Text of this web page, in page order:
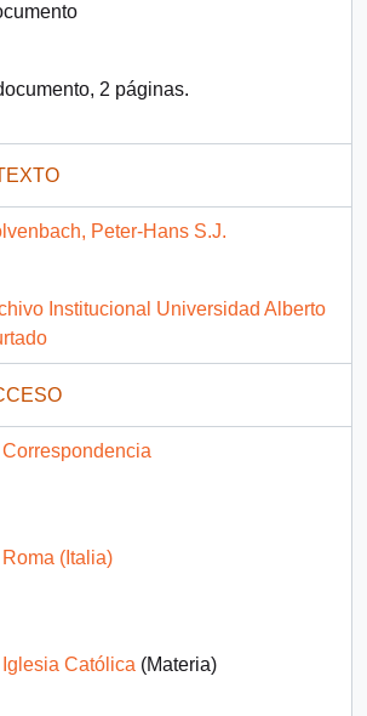
2 páginas.
Peter-Hans S.J.
Institucional Universidad Alberto
Correspondencia
Roma (Italia)
Iglesia Católica (Materia)